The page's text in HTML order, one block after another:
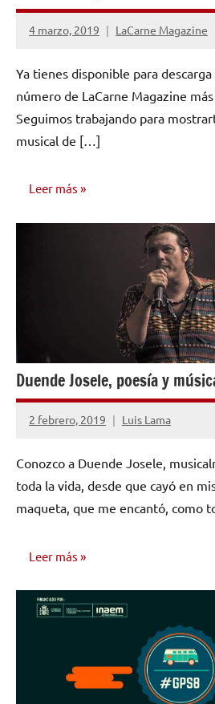
4 marzo, 2019 LaCarne Magazine
No
comentarios
Ya tienes disponible para
número de LaCarne Magazine
Seguimos trabajando para
musical de […]
Leer más
Duende Josele, poesía y
2 febrero, 2019 Luis Lama
No
comentarios
Conozco a Duende Josele,
toda la vida, desde que cayó en
maqueta, que me encantó, como
Leer más
ENTREVISTAS